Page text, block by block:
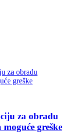
za obradu
greške